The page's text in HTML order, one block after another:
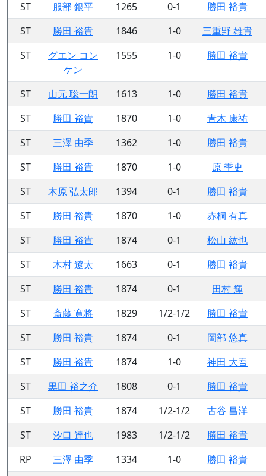
ST 服部 銀平 1265 0-1
勝田 裕貴
ST
勝田 裕貴 1846 1-0
三重野 雄貴
ST
グエン コン
ケン
1555 1-0 勝田 裕貴
ST 山元 聡一朗 1613 1-0
勝田 裕貴
ST
勝田 裕貴 1870 1-0
青木 康祐
ST
三澤 由季 1362 1-0
勝田 裕貴
ST
勝田 裕貴 1870 1-0
原 季史
ST
木原 弘太郎 1394 0-1
勝田 裕貴
ST
勝田 裕貴 1870 1-0
赤桐 有真
ST
勝田 裕貴 1874 0-1
松山 紘也
ST
木村 遼太 1663 0-1
勝田 裕貴
ST
勝田 裕貴 1874 0-1
田村 輝
ST
斎藤 寛将 1829 1/2-1/2
勝田 裕貴
ST
勝田 裕貴 1874 0-1
岡部 悠真
ST
勝田 裕貴 1874 1-0
神田 大吾
ST
黒田 裕之介 1808 0-1
勝田 裕貴
ST
勝田 裕貴 1874 1/2-1/2
古谷 昌洋
ST
汐口 達也 1983 1/2-1/2
勝田 裕貴
RP
三澤 由季 1334 1-0
勝田 裕貴